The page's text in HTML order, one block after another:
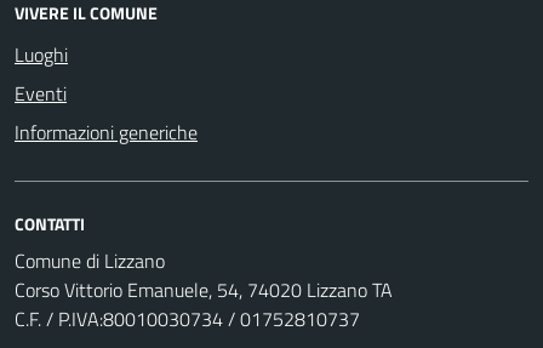
VIVERE IL COMUNE
Luoghi
Eventi
Informazioni generiche
CONTATTI
Comune di Lizzano
Corso Vittorio Emanuele, 54, 74020 Lizzano TA
C.F. / P.IVA:80010030734 / 01752810737